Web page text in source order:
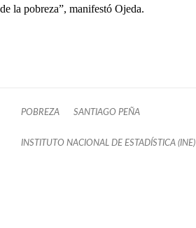
de la pobreza”, manifestó Ojeda.
POBREZA SANTIAGO PEÑA
INSTITUTO NACIONAL DE ESTADÍSTICA (INE)